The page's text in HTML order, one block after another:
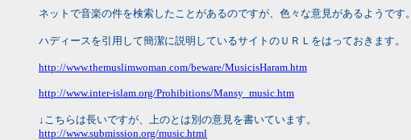
ネットで音楽の件を検索したことがあるのですが、色々な意見があるようです。
ハディースを引用して簡潔に説明しているサイトのＵＲＬをはっておきます。
http://www.themuslimwoman.com/beware/MusicisHaram.htm
http://www.inter-islam.org/Prohibitions/Mansy_music.htm
↓こちらは長いですが、上のとは別の意見を書いています。
http://www.submission.org/music.html